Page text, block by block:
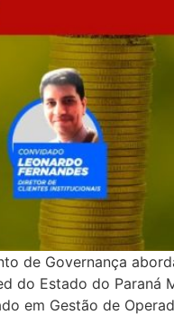
de Governança
do Estado do Paraná
em Gestão de